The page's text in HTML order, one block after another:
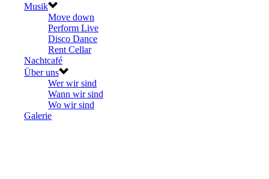
Musik
Move down
Perform Live
Disco Dance
Rent Cellar
Nachtcafé
Über uns
Wer wir sind
Wann wir sind
Wo wir sind
Galerie